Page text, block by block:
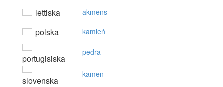
lettiska akmens
polska kamień
portugisiska
pedra
slovenska
kamen